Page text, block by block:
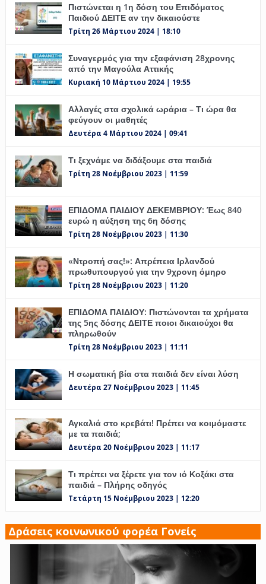
Πιστώνεται η 1η δόση του Επιδόματος
Παιδιού ΔΕΙΤΕ αν την δικαιούστε
Τρίτη 26 Μάρτιου 2024 | 18:10
Συναγερμός για την εξαφάνιση 28χρονης
από την Μαγούλα Αττικής
Κυριακή 10 Μάρτιου 2024 | 19:55
Αλλαγές στα σχολικά ωράρια – Τι ώρα θα
φεύγουν οι μαθητές
Δευτέρα 4 Μάρτιου 2024 | 09:41
Τι ξεχνάμε να διδάξουμε στα παιδιά
Τρίτη 28 Νοέμβριου 2023 | 11:59
ΕΠΙΔΟΜΑ ΠΑΙΔΙΟΥ ΔΕΚΕΜΒΡΙΟΥ: Έως 840
ευρώ η αύξηση της 6η δόσης
Τρίτη 28 Νοέμβριου 2023 | 11:30
«Ντροπή σας!»: Απρέπεια Ιρλανδού
πρωθυπουργού για την 9χρονη όμηρο
Τρίτη 28 Νοέμβριου 2023 | 11:20
ΕΠΙΔΟΜΑ ΠΑΙΔΙΟΥ: Πιστώνονται τα χρήματα
της 5ης δόσης ΔΕΙΤΕ ποιοι δικαιούχοι θα
πληρωθούν
Τρίτη 28 Νοέμβριου 2023 | 11:11
Η σωματική βία στα παιδιά δεν είναι λύση
Δευτέρα 27 Νοέμβριου 2023 | 11:45
Αγκαλιά στο κρεβάτι! Πρέπει να κοιμόμαστε
με τα παιδιά;
Δευτέρα 20 Νοέμβριου 2023 | 11:17
Τι πρέπει να ξέρετε για τον ιό Κοξάκι στα
παιδιά – Πλήρης οδηγός
Τετάρτη 15 Νοέμβριου 2023 | 12:20
Δράσεις κοινωνικού φορέα Γονείς